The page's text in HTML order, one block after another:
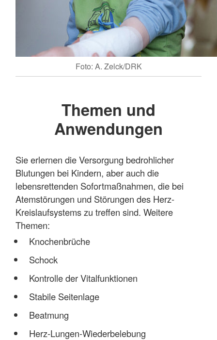
Foto: A. Zelck/DRK
Themen und
Anwendungen
Sie erlernen die Versorgung bedrohlicher
Blutungen bei Kindern, aber auch die
lebensrettenden Sofortmaßnahmen, die bei
Atemstörungen und Störungen des Herz-
Kreislaufsystems zu treffen sind. Weitere
Themen:
Knochenbrüche
Schock
Kontrolle der Vitalfunktionen
Stabile Seitenlage
Beatmung
Herz-Lungen-Wiederbelebung